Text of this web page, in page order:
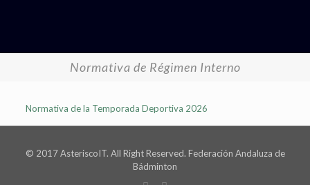
Normativa de Régimen Interno
Normativa de la Temporada Deportiva 2026
© 2017 AsteriscoIT. All Right Reserved. Federación Andaluza de
Bádminton